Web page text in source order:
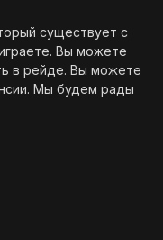
существует с
Вы можете
в рейде. Вы можете
. Мы будем рады